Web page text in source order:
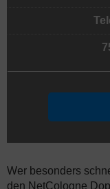
Wer besonders
den NetCologne